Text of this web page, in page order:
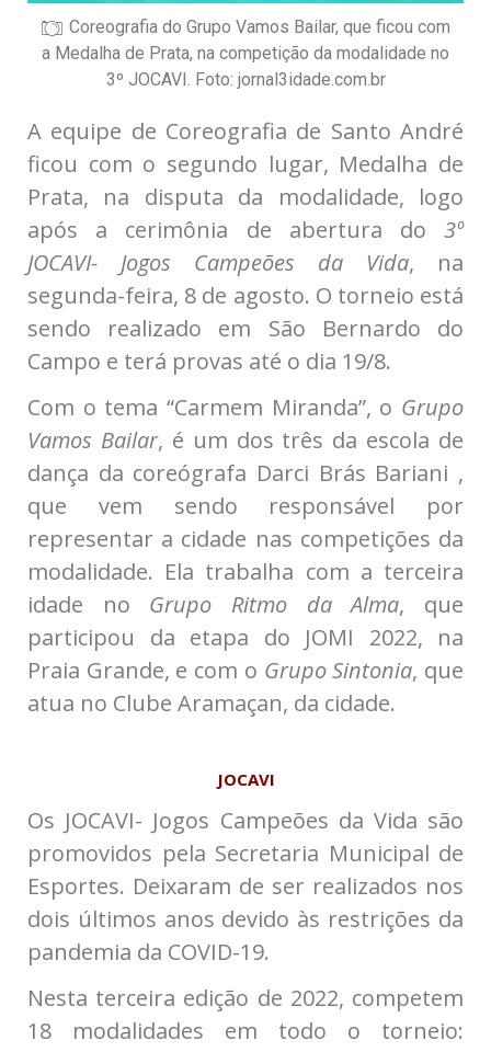
Coreografia do Grupo Vamos Bailar, que ficou com
a Medalha de Prata, na competição da modalidade no
3º JOCAVI. Foto: jornal3idade.com.br
A equipe de Coreografia de Santo André
ficou com o segundo lugar, Medalha de
Prata, na disputa da modalidade, logo
após a cerimônia de abertura do 3º
JOCAVI- Jogos Campeões da Vida, na
segunda-feira, 8 de agosto. O torneio está
sendo realizado em São Bernardo do
Campo e terá provas até o dia 19/8.
Com o tema “Carmem Miranda”, o Grupo
Vamos Bailar, é um dos três da escola de
dança da coreógrafa Darci Brás Bariani ,
que vem sendo responsável por
representar a cidade nas competições da
modalidade. Ela trabalha com a terceira
idade no Grupo Ritmo da Alma, que
participou da etapa do JOMI 2022, na
Praia Grande, e com o Grupo Sintonia, que
atua no Clube Aramaçan, da cidade.
JOCAVI
Os JOCAVI- Jogos Campeões da Vida são
promovidos pela Secretaria Municipal de
Esportes. Deixaram de ser realizados nos
dois últimos anos devido às restrições da
pandemia da COVID-19.
Nesta terceira edição de 2022, competem
18 modalidades em todo o torneio: